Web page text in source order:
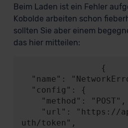
Beim Laden ist ein Fehler
Kobolde arbeiten schon
sollten Sie aber einem
das hier mitteilen:
uth/token",